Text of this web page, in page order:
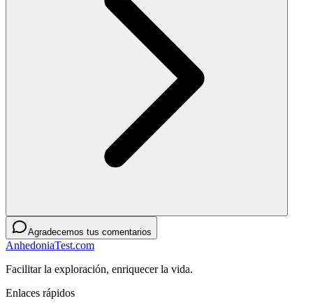
Agradecemos tus comentarios
AnhedoniaTest.com
Facilitar la exploración, enriquecer la vida.
Enlaces rápidos